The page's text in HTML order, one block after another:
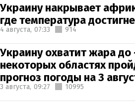
Украину накрывает
где температура
4 августа, 07:33 914
Украину охватит жара до
некоторых областях
прогноз погоды на 3
3 августа, 09:27 10995